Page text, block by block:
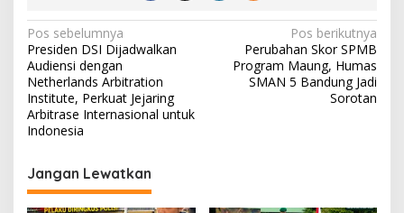
N
a
v
i
g
a
s
Pos sebelumnya
Presiden DSI Dijadwalkan
Audiensi dengan
Netherlands Arbitration
Institute, Perkuat Jejaring
Arbitrase Internasional untuk
Indonesia
Pos berikutnya
Perubahan Skor SPMB
Program Maung, Humas
SMAN 5 Bandung Jadi
Sorotan
Jangan Lewatkan